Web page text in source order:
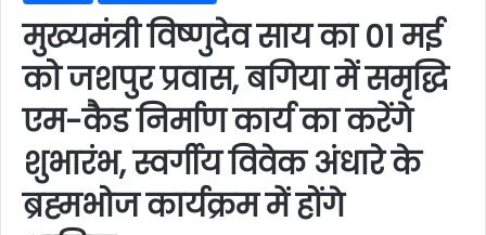
मुख्यमंत्री विष्णुदेव साय का 01 मई
को जशपुर प्रवास, बगिया में समृद्धि
एम-कैड निर्माण कार्य का करेंगे
शुभारंभ, स्वर्गीय विवेक अंधारे के
ब्रह्मभोज कार्यक्रम में होंगे